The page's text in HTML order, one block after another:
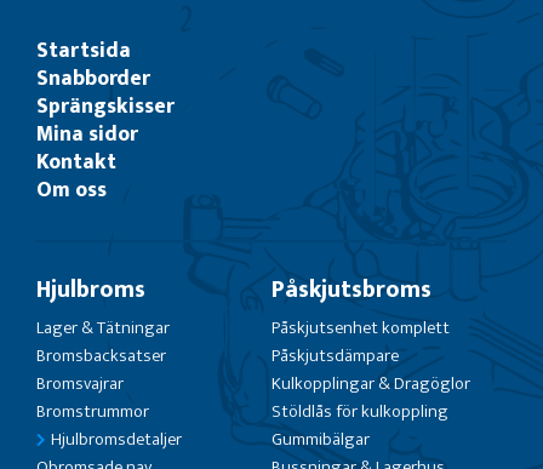
Startsida
Snabborder
Sprängskisser
Mina sidor
Kontakt
Om oss
Hjulbroms
Lager & Tätningar
Bromsbacksatser
Bromsvajrar
Bromstrummor
Hjulbromsdetaljer
Påskjutsbroms
Påskjutsenhet komplett
Påskjutsdämpare
Kulkopplingar & Dragöglor
Stöldlås för kulkoppling
Gummibälgar